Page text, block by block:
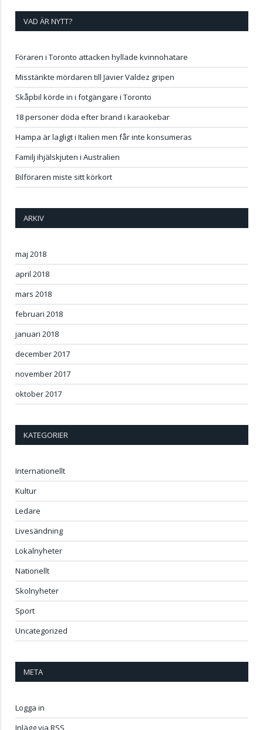
VAD ÄR NYTT?
Föraren i Toronto attacken hyllade kvinnohatare
Misstänkte mördaren till Javier Valdez gripen
Skåpbil körde in i fotgängare i Toronto
18 personer döda efter brand i karaokebar
Hampa är lagligt i Italien men får inte konsumeras
Familj ihjälskjuten i Australien
Bilföraren miste sitt körkort
ARKIV
maj 2018
april 2018
mars 2018
februari 2018
januari 2018
december 2017
november 2017
oktober 2017
KATEGORIER
Internationellt
Kultur
Ledare
Livesändning
Lokalnyheter
Nationellt
Skolnyheter
Sport
Uncategorized
META
Logga in
Inlägg via RSS